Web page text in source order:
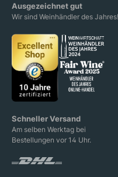
Ausgezeichnet gut
Wir sind Weinhändler des Jahres!
Schneller Versand
Am selben Werktag bei
Bestellungen vor 14 Uhr.